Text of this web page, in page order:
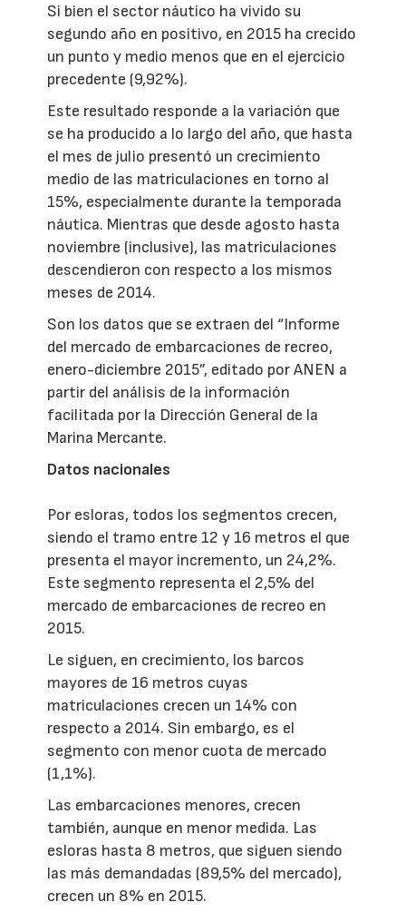
Si bien el sector náutico ha vivido su
segundo año en positivo, en 2015 ha crecido
un punto y medio menos que en el ejercicio
precedente (9,92%).
Este resultado responde a la variación que
se ha producido a lo largo del año, que hasta
el mes de julio presentó un crecimiento
medio de las matriculaciones en torno al
15%, especialmente durante la temporada
náutica. Mientras que desde agosto hasta
noviembre (inclusive), las matriculaciones
descendieron con respecto a los mismos
meses de 2014.
Son los datos que se extraen del “Informe
del mercado de embarcaciones de recreo,
enero-diciembre 2015”, editado por ANEN a
partir del análisis de la información
facilitada por la Dirección General de la
Marina Mercante.
Datos nacionales
Por esloras, todos los segmentos crecen,
siendo el tramo entre 12 y 16 metros el que
presenta el mayor incremento, un 24,2%.
Este segmento representa el 2,5% del
mercado de embarcaciones de recreo en
2015.
Le siguen, en crecimiento, los barcos
mayores de 16 metros cuyas
matriculaciones crecen un 14% con
respecto a 2014. Sin embargo, es el
segmento con menor cuota de mercado
(1,1%).
Las embarcaciones menores, crecen
también, aunque en menor medida. Las
esloras hasta 8 metros, que siguen siendo
las más demandadas (89,5% del mercado),
crecen un 8% en 2015.